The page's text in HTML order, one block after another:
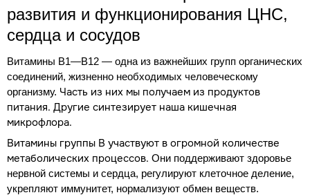
развития и функционирования ЦНС,
сердца и сосудов
Витамины В1—В12 — одна из важнейших групп органических
соединений, жизненно необходимых человеческому
организму. Часть из них мы получаем из продуктов
питания. Другие синтезирует наша кишечная
микрофлора.
Витамины группы В участвуют в огромной количестве
метаболических процессов. Они поддерживают здоровье
нервной системы и сердца, регулируют клеточное деление,
укрепляют иммунитет, нормализуют обмен веществ.